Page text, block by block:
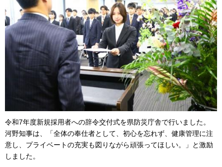
令和7年度新規採用者への辞令交付式を県防災庁舎で行いました。
河野知事は、「全体の奉仕者として、初心を忘れず、健康管理に注
意し、プライベートの充実も図りながら頑張ってほしい。」と激励
しました。